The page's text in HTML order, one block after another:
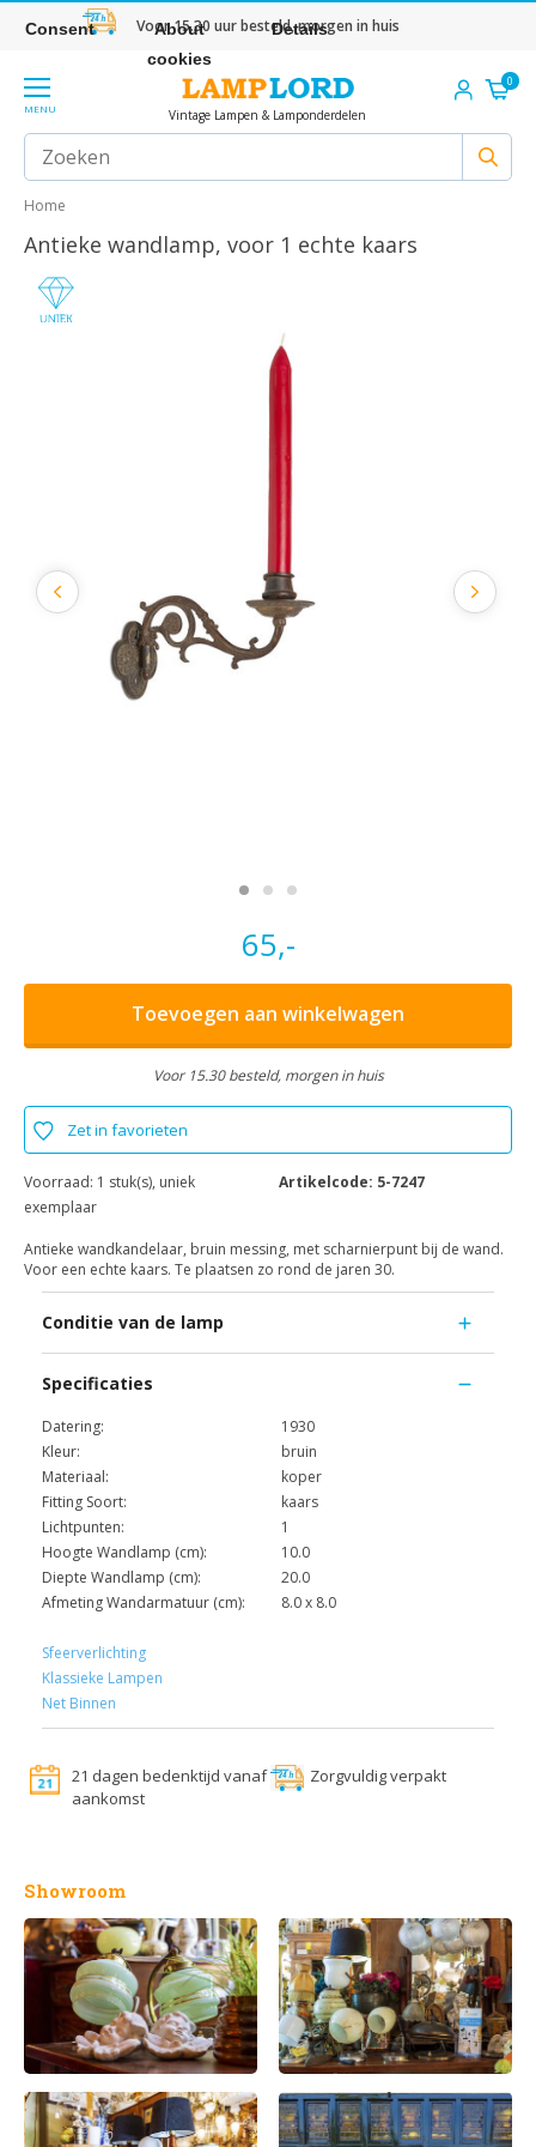
Voor 15.30 uur besteld, morgen in huis
MENU Vintage Lampen & Lamponderdelen
0
Home
Antieke wandlamp, voor 1 echte kaars
65,-
Toevoegen aan winkelwagen
Voor 15.30 besteld, morgen in huis
Zet in favorieten
Voorraad: 1 stuk(s), uniek
exemplaar
Artikelcode: 5-7247
Antieke wandkandelaar, bruin messing, met scharnierpunt bij de wand.
Voor een echte kaars. Te plaatsen zo rond de jaren 30.
Conditie van de lamp
Specificaties
Datering:
1930
Kleur:
bruin
Materiaal:
koper
Fitting Soort:
kaars
Lichtpunten:
1
Hoogte Wandlamp (cm):
10.0
Diepte Wandlamp (cm):
20.0
Afmeting Wandarmatuur (cm):
8.0 x 8.0
Sfeerverlichting
Klassieke Lampen
Net Binnen
21 dagen bedenktijd vanaf
aankomst
Zorgvuldig verpakt
Showroom
Consent
About
cookies
Details